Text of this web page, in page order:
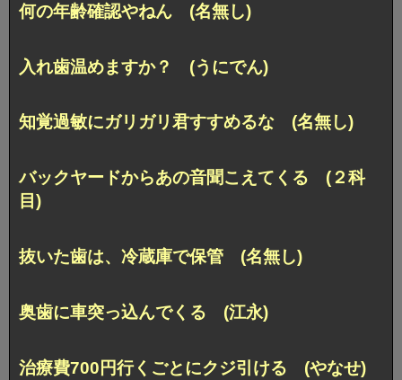
何の年齢確認やねん (名無し)
入れ歯温めますか？ (うにでん)
知覚過敏にガリガリ君すすめるな (名無し)
バックヤードからあの音聞こえてくる (２科
目)
抜いた歯は、冷蔵庫で保管 (名無し)
奥歯に車突っ込んでくる (江永)
治療費700円行くごとにクジ引ける (やなせ)